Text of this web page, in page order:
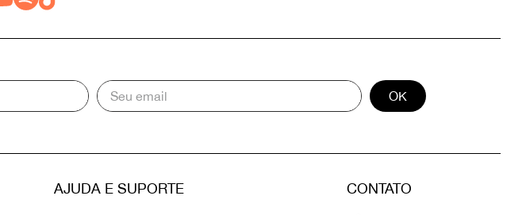
OK
AJUDA E SUPORTE CONTATO